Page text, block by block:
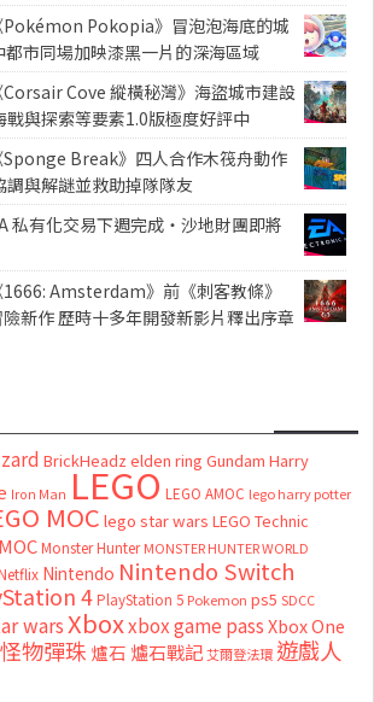
Pokémon Pokopia》冒泡泡海底的城
都市同場加映漆黑一片的深海區域
Corsair Cove 縱橫秘灣》海盜城市建設
戰與探索等要素1.0版極度好評中
Sponge Break》四人合作木筏舟動作
調與解謎並救助掉隊隊友
私有化交易下週完成・沙地財團即將
1666: Amsterdam》前《刺客教條》
新作 歷時十多年開發新影片釋出序章
BrickHeadz elden ring Gundam Harry
Iron Man LEGO LEGO AMOC lego harry potter
MOC lego star wars LEGO Technic
MOC Monster Hunter MONSTER HUNTER WORLD
Nintendo Nintendo Switch
4 PlayStation 5 Pokemon ps5 SDCC
warsXboxxbox game passXbox One
怪物彈珠 爐石 爐石戰記艾爾登法環 遊戲人